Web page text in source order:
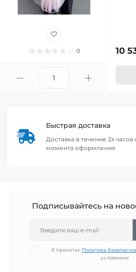
0 10
Быстрая доставка
Доставка в течение 2х часов
момента оформления
Подписывайтесь на
Я прочитал Политика
условиями